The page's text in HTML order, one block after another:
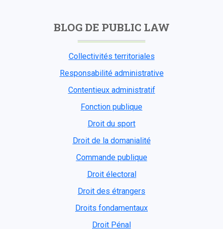
BLOG DE PUBLIC LAW
Collectivités territoriales
Responsabilité administrative
Contentieux administratif
Fonction publique
Droit du sport
Droit de la domanialité
Commande publique
Droit électoral
Droit des étrangers
Droits fondamentaux
Droit Pénal